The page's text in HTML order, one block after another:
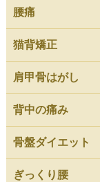
腰痛
猫背矯正
肩甲骨はがし
背中の痛み
骨盤ダイエット
ぎっくり腰